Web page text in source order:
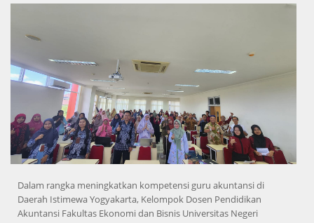
Dalam rangka meningkatkan kompetensi guru akuntansi di
Daerah Istimewa Yogyakarta, Kelompok Dosen Pendidikan
Akuntansi Fakultas Ekonomi dan Bisnis Universitas Negeri